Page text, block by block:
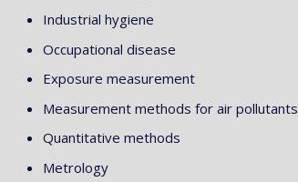
Industrial hygiene
Occupational disease
Exposure measurement
Measurement methods for air pollutants
Quantitative methods
Metrology